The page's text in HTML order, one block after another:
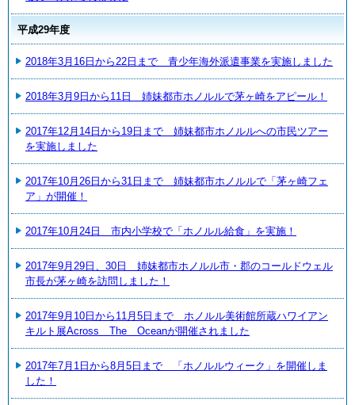
平成29年度
2018年3月16日から22日まで 青少年海外派遣事業を実施しました
2018年3月9日から11日 姉妹都市ホノルルで茅ヶ崎をアピール！
2017年12月14日から19日まで 姉妹都市ホノルルへの市民ツアー
を実施しました
2017年10月26日から31日まで 姉妹都市ホノルルで「茅ヶ崎フェ
ア」が開催！
2017年10月24日 市内小学校で「ホノルル給食」を実施！
2017年9月29日、30日 姉妹都市ホノルル市・郡のコールドウェル
市長が茅ヶ崎を訪問しました！
2017年9月10日から11月5日まで ホノルル美術館所蔵ハワイアン
キルト展Across The Oceanが開催されました
2017年7月1日から8月5日まで 「ホノルルウィーク」を開催しま
した！